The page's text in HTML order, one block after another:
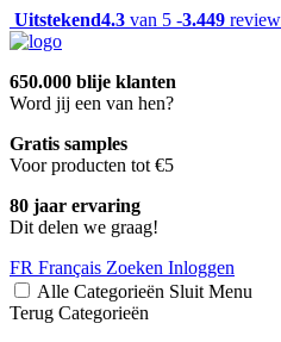
Uitstekend4.3 van 5 -3.449
650.000 blije klanten
Word jij een van hen?
Gratis samples
Voor producten tot €5
80 jaar ervaring
Dit delen we graag!
FR Français Zoeken Inloggen
Alle Categorieën Sluit Menu
Terug Categorieën